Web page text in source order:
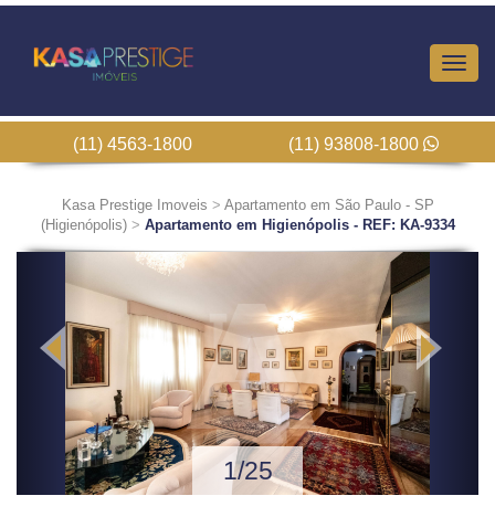
(11) 4563-1800 (11) 93808-1800
Kasa Prestige Imoveis > Apartamento em São Paulo - SP
(Higienópolis) > Apartamento em Higienópolis - REF: KA-9334
1/25
Previous